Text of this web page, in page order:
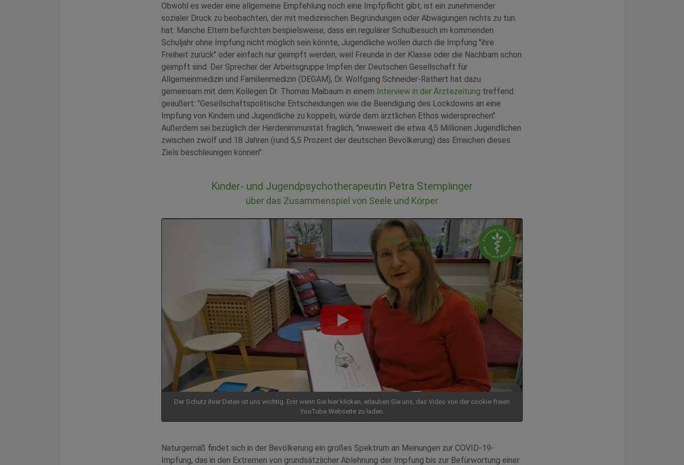
Obwohl es weder eine allgemeine Empfehlung noch eine Impfpflicht gibt, ist ein zunehmender
sozialer Druck zu beobachten, der mit medizinischen Begründungen oder Abwägungen nichts zu tun
hat: Manche Eltern befürchten bespielsweise, dass ein regulärer Schulbesuch im kommenden
Schuljahr ohne Impfung nicht möglich sein könnte, Jugendliche wollen durch die Impfung "ihre
Freiheit zurück" oder einfach nur geimpft werden, weil Freunde in der Klasse oder die Nachbarn schon
geimpft sind. Der Sprecher der Arbeitsgruppe Impfen der Deutschen Gesellschaft für
Allgemeinmedizin und Familienmedizin (DEGAM), Dr. Wolfgang Schneider-Rathert hat dazu
gemeinsam mit dem Kollegen Dr. Thomas Maibaum in einem Interview in der Ärztezeitung treffend
geäußert: "Gesellschaftspolitische Entscheidungen wie die Beendigung des Lockdowns an eine
Impfung von Kindern und Jugendliche zu koppeln, würde dem ärztlichen Ethos widersprechen".
Außerdem sei bezüglich der Herdenimmunität fraglich, "inwieweit die etwa 4,5 Millionen Jugendlichen
zwischen zwölf und 18 Jahren (rund 5,5 Prozent der deutschen Bevölkerung) das Erreichen dieses
Ziels beschleunigen können".
Kinder- und Jugendpsychotherapeutin Petra Stemplinger
über das Zusammenspiel von Seele und Körper
Der Schutz Ihrer Daten ist uns wichtig. Erst wenn Sie hier klicken, erlauben Sie uns, das Video von der cookie-freien
YouTube Webseite zu laden.
Naturgemäß findet sich in der Bevölkerung ein großes Spektrum an Meinungen zur COVID-19-
Impfung, das in den Extremen von grundsätzlicher Ablehnung der Impfung bis zur Befürwortung einer